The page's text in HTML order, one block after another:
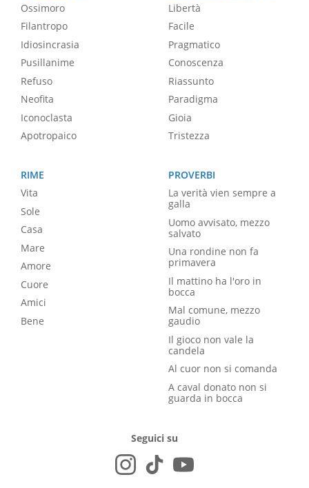
Ossimoro
Filantropo
Idiosincrasia
Pusillanime
Refuso
Neofita
Iconoclasta
Apotropaico
Libertà
Facile
Pragmatico
Conoscenza
Riassunto
Paradigma
Gioia
Tristezza
RIME
Vita
Sole
Casa
Mare
Amore
Cuore
Amici
Bene
PROVERBI
La verità vien sempre a
galla
Uomo avvisato, mezzo
salvato
Una rondine non fa
primavera
Il mattino ha l'oro in
bocca
Mal comune, mezzo
gaudio
Il gioco non vale la
candela
Al cuor non si comanda
A caval donato non si
guarda in bocca
Seguici su